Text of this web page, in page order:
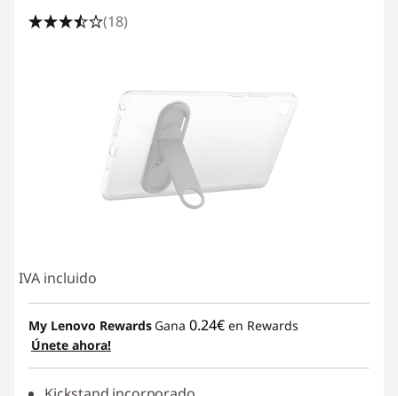
(18)
IVA incluido
My Lenovo Rewards Gana 0.24€ en Rewards
Únete ahora!